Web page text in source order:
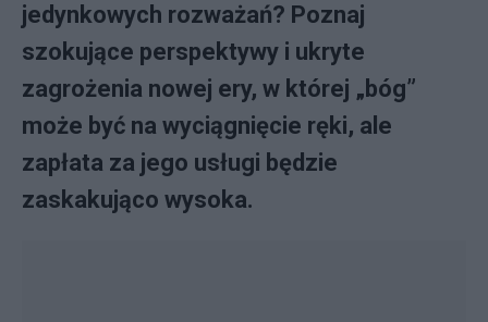
jedynkowych rozważań? Poznaj
szokujące perspektywy i ukryte
zagrożenia nowej ery, w której „bóg”
może być na wyciągnięcie ręki, ale
zapłata za jego usługi będzie
zaskakująco wysoka.